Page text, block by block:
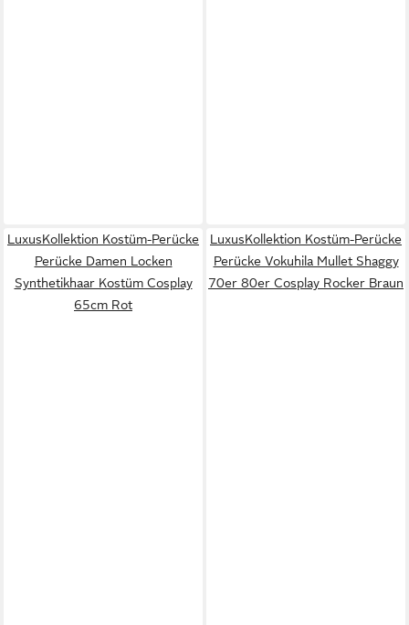
LuxusKollektion Kostüm-Perücke
Perücke Damen Locken
Synthetikhaar Kostüm Cosplay
65cm Rot
LuxusKollektion Kostüm-Perücke
Perücke Vokuhila Mullet Shaggy
70er 80er Cosplay Rocker Braun